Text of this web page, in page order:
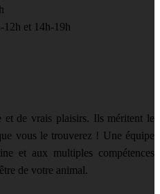
et 14h-19h
et de vrais plaisirs. Ils méritent le
vous le trouverez ! Une équipe
et aux multiples compétences
de votre animal.